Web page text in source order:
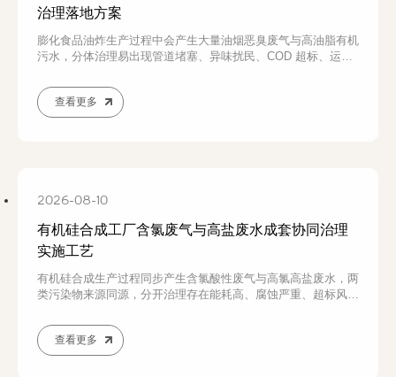
治理落地方案
膨化食品油炸生产过程中会产生大量油烟恶臭废气与高油脂有机
污水，分体治理易出现管道堵塞、异味扰民、COD 超标、运维
污水污染特点与治理难点，介绍一套成熟的废气污水联合治理落
地工艺，通过分级除油、除臭、气浮预处理与生化系统协同处
理，实现废气除臭达标、污水稳定排放，膨化食品厂环保改造可
查看更多
2026-08-10
有机硅合成工厂含氯废气与高盐废水成套协同治理
实施工艺
有机硅合成生产过程同步产生含氯酸性废气与高氯高盐废水，两
类污染物来源同源，分开治理存在能耗高、腐蚀严重、超标风险
废气废水污染物组分，梳理气水分治模式下的治理难点，介绍废
气净化 - 废水脱盐一体化协同成套工艺，实现污染物稳定达标、
水资源循环回用，为有机硅企业环保技改提供落地参考，环保方
查看更多